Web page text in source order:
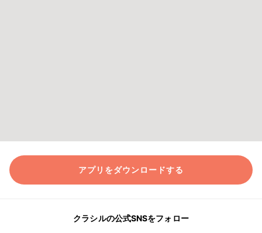
アプリをダウンロードする
クラシルの公式SNSをフォロー